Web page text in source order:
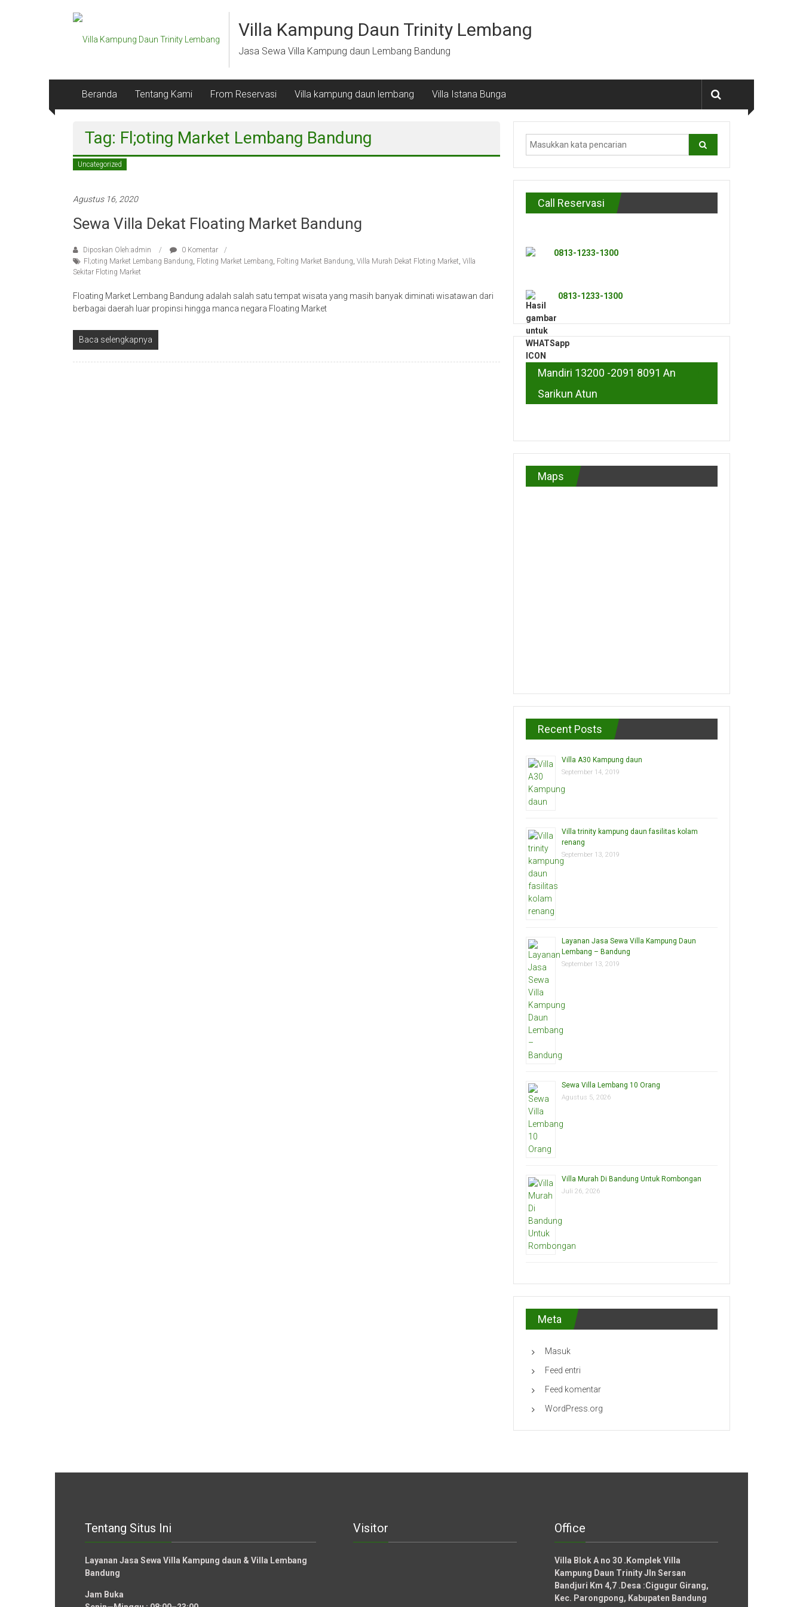
Villa Kampung Daun Trinity Lembang
Jasa Sewa Villa Kampung daun Lembang Bandung
Beranda Tentang Kami From Reservasi Villa kampung daun lembang Villa Istana Bunga
Tag: Fl;oting Market Lembang Bandung
Uncategorized
Agustus 16, 2020
Sewa Villa Dekat Floating Market Bandung
Diposkan Oleh:admin
0 Komentar
Fl;oting Market Lembang Bandung, Floting Market Lembang, Folting Market Bandung, Villa Murah Dekat Floting Market, Villa
Sekitar Floting Market
Floating Market Lembang Bandung adalah salah satu tempat wisata yang masih banyak diminati wisatawan dari
berbagai daerah luar propinsi hingga manca negara Floating Market
Baca selengkapnya
Call Reservasi
0813-1233-1300
0813-1233-1300
Mandiri 13200 -2091 8091 An
Sarikun Atun
Maps
Recent Posts
Villa A30 Kampung daun
September 14, 2019
Villa trinity kampung daun fasilitas kolam
renang
September 13, 2019
Layanan Jasa Sewa Villa Kampung Daun
Lembang – Bandung
September 13, 2019
Sewa Villa Lembang 10 Orang
Agustus 5, 2026
Villa Murah Di Bandung Untuk Rombongan
Juli 26, 2026
Meta
Masuk
Feed entri
Feed komentar
WordPress.org
Tentang Situs Ini
Layanan Jasa Sewa Villa Kampung daun & Villa Lembang
Bandung
Jam Buka
Visitor Office
Villa Blok A no 30 .Komplek Villa
Kampung Daun Trinity Jln Sersan
Bandjuri Km 4,7 .Desa :Cigugur Girang,
Kec. Parongpong, Kabupaten Bandung